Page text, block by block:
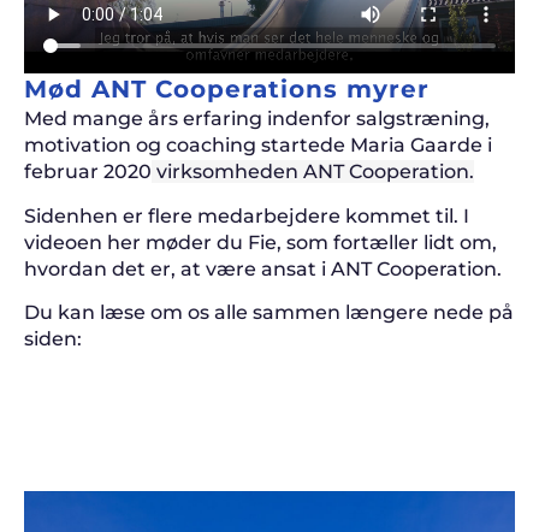
Mød ANT Cooperations myrer
Med mange års erfaring indenfor salgstræning,
motivation og coaching startede Maria Gaarde i
februar 2020 virksomheden ANT Cooperation.
Sidenhen er flere medarbejdere kommet til. I
videoen her møder du Fie, som fortæller lidt om,
hvordan det er, at være ansat i ANT Cooperation.
Du kan læse om os alle sammen længere nede på
siden: